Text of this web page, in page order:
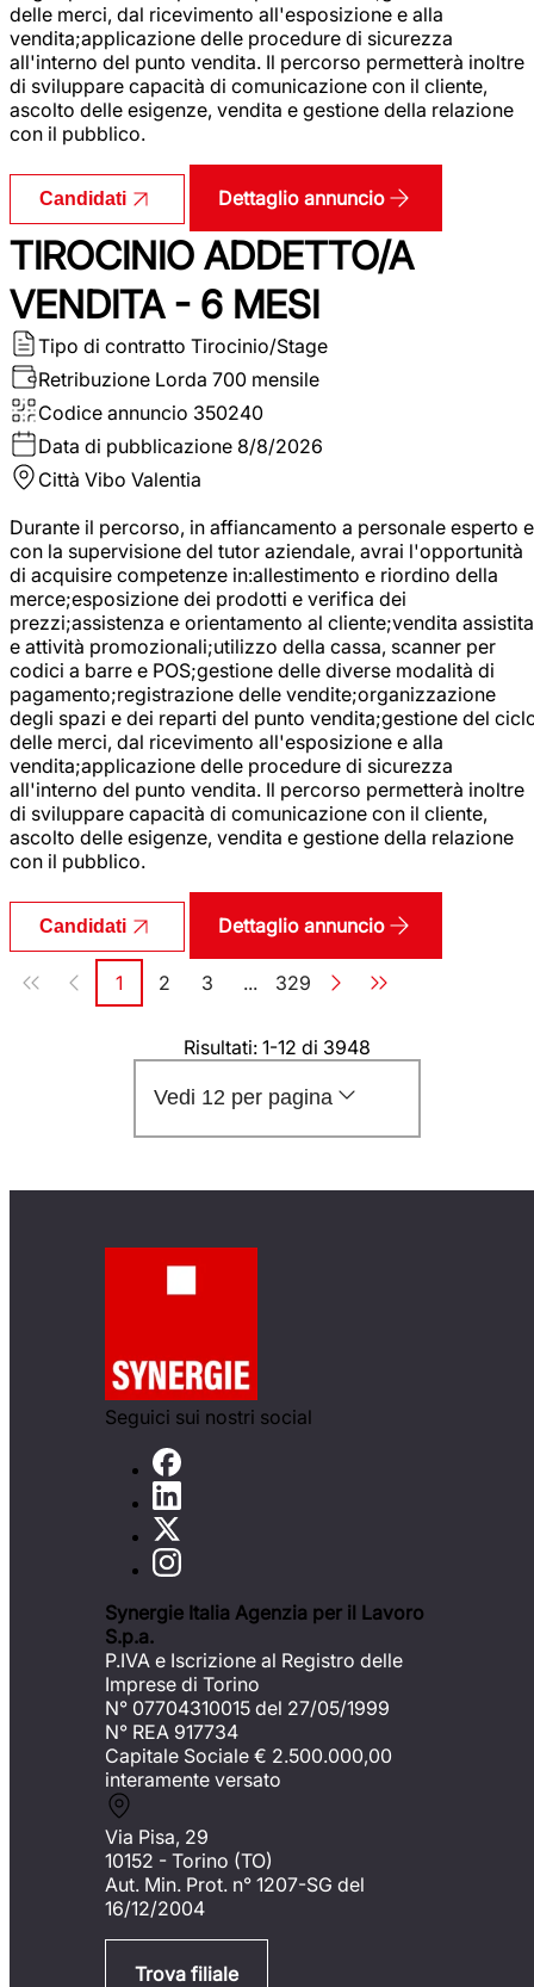
delle merci, dal ricevimento all'esposizione e alla
vendita;applicazione delle procedure di sicurezza
all'interno del punto vendita. Il percorso permetterà inoltre
di sviluppare capacità di comunicazione con il cliente,
ascolto delle esigenze, vendita e gestione della relazione
con il pubblico.
Candidati Dettaglio annuncio
TIROCINIO ADDETTO/A
VENDITA - 6 MESI
Tipo di contratto Tirocinio/Stage
Retribuzione Lorda 700 mensile
Codice annuncio 350240
Data di pubblicazione 8/8/2026
Città Vibo Valentia
Durante il percorso, in affiancamento a personale esperto e
con la supervisione del tutor aziendale, avrai l'opportunità
di acquisire competenze in:allestimento e riordino della
merce;esposizione dei prodotti e verifica dei
prezzi;assistenza e orientamento al cliente;vendita assistita
e attività promozionali;utilizzo della cassa, scanner per
codici a barre e POS;gestione delle diverse modalità di
pagamento;registrazione delle vendite;organizzazione
degli spazi e dei reparti del punto vendita;gestione del
delle merci, dal ricevimento all'esposizione e alla
vendita;applicazione delle procedure di sicurezza
all'interno del punto vendita. Il percorso permetterà inoltre
di sviluppare capacità di comunicazione con il cliente,
ascolto delle esigenze, vendita e gestione della relazione
con il pubblico.
Candidati Dettaglio annuncio
Paginazione
Pagina
1 Pagina
2 Pagina
3 ... Pagina
329
Risultati: 1-12 di 3948
Vedi 12 per pagina
Seguici sui nostri social
Synergie Italia Agenzia per il Lavoro
S.p.a.
P.IVA e Iscrizione al Registro delle
Imprese di Torino
N° 07704310015 del 27/05/1999
N° REA 917734
Capitale Sociale € 2.500.000,00
interamente versato
Via Pisa, 29
10152 - Torino (TO)
Aut. Min. Prot. n° 1207-SG del
16/12/2004
Trova filiale